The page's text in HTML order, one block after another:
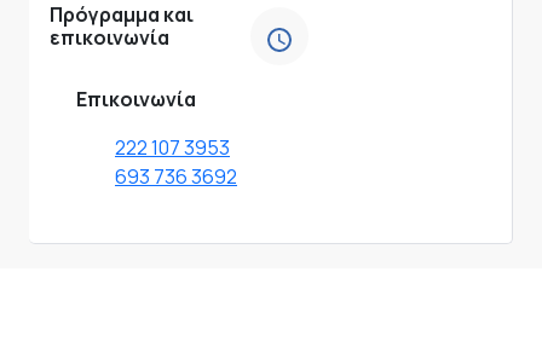
Πρόγραμμα και
επικοινωνία
Επικοινωνία
222 107 3953
693 736 3692